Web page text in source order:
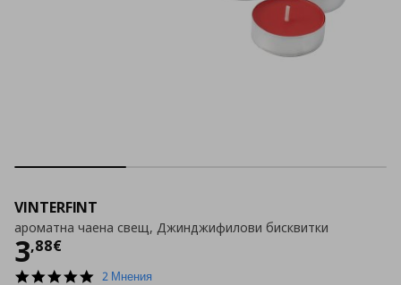
VINTERFINT
ароматна чаена свещ, Джинджифилови бисквитки
3,88€
Цена
5.0
2 Мнения